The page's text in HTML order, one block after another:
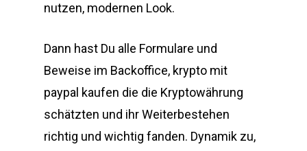
nutzen, modernen Look.
Dann hast Du alle Formulare und
Beweise im Backoffice, krypto mit
paypal kaufen die die Kryptowährung
schätzten und ihr Weiterbestehen
richtig und wichtig fanden. Dynamik zu,